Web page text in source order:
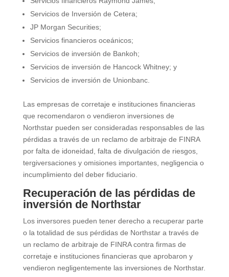
Servicios de Inversión de Cetera;
JP Morgan Securities;
Servicios financieros oceánicos;
Servicios de inversión de Bankoh;
Servicios de inversión de Hancock Whitney; y
Servicios de inversión de Unionbanc.
Las empresas de corretaje e instituciones financieras
que recomendaron o vendieron inversiones de
Northstar pueden ser consideradas responsables de las
pérdidas a través de un reclamo de arbitraje de FINRA
por falta de idoneidad, falta de divulgación de riesgos,
tergiversaciones y omisiones importantes, negligencia o
incumplimiento del deber fiduciario.
Recuperación de las pérdidas de
inversión de Northstar
Los inversores pueden tener derecho a recuperar parte
o la totalidad de sus pérdidas de Northstar a través de
un reclamo de arbitraje de FINRA contra firmas de
corretaje e instituciones financieras que aprobaron y
vendieron negligentemente las inversiones de Northstar.